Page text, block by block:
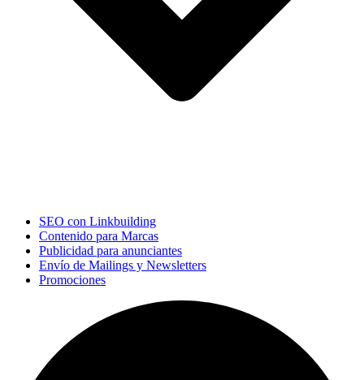
SEO con Linkbuilding
Contenido para Marcas
Publicidad para anunciantes
Envío de Mailings y Newsletters
Promociones